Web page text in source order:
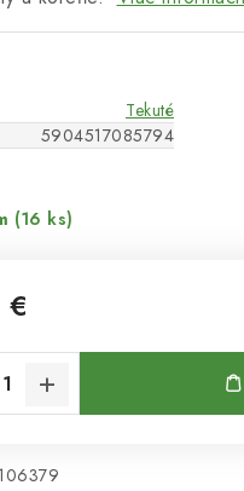
Tekuté
5904517085794
(16 ks)
106379